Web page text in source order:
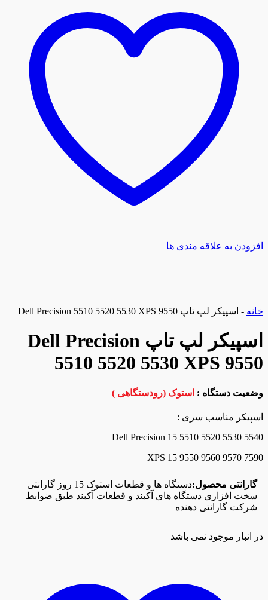
افزودن به علاقه مندی ها
خانه - اسپیکر لپ تاپ Dell Precision 5510 5520 5530 XPS 9550
اسپیکر لپ تاپ Dell Precision
5510 5520 5530 XPS 9550
وضعیت دستگاه : استوک (رودستگاهی )
اسپیکر مناسب سری :
Dell Precision 15 5510 5520 5530 5540
XPS 15 9550 9560 9570 7590
گارانتی محصول:
دستگاه ها و قطعات استوک 15 روز گارانتی
سخت افزاری دستگاه های آکبند و قطعات آکبند طبق ضوابط
شرکت گارانتی دهنده
در انبار موجود نمی باشد